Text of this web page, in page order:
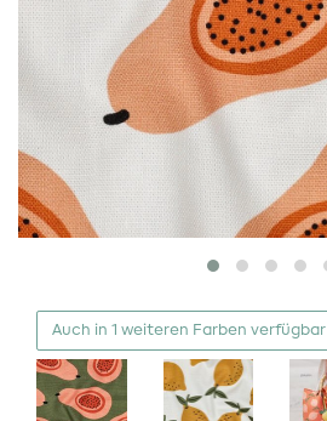
Auch in 1 weiteren Farben verfügbar